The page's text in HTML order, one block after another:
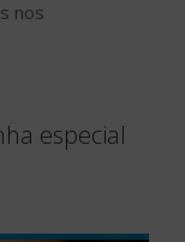
nos
especial